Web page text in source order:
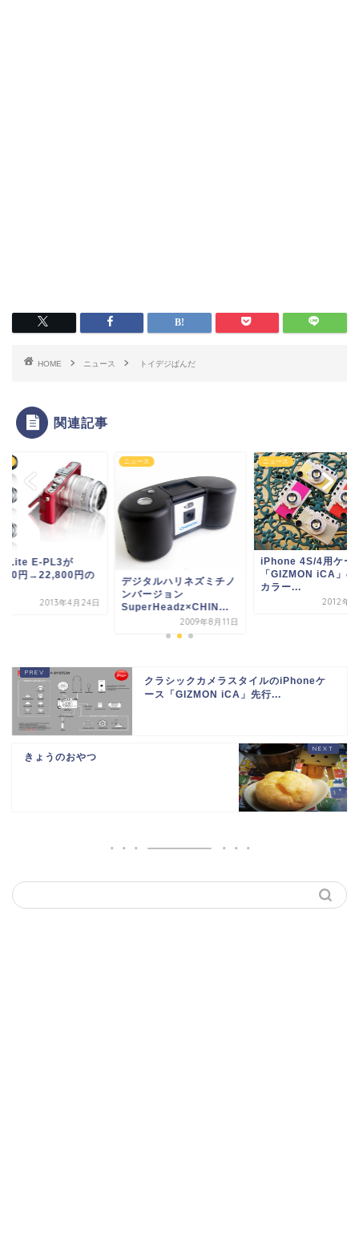
HOME ニュース トイデジぱんだ
関連記事
Lite E-PL3が
円→22,800円の
2013年4月24日
ニュース
デジタルハリネズミチノ
ンバージョン
SuperHeadz×CHIN...
2009年8月11日
ニュース
iPhone 4S/4用ケー
「GIZMON iCA」の
カラー...
2012年6
クラシックカメラスタイルのiPhoneケ
ース「GIZMON iCA」先行...
きょうのおやつ